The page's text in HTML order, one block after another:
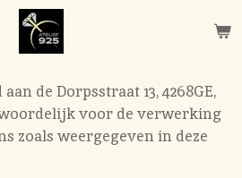
de Dorpsstraat 13, 4268GE,
voor de verwerking
zoals weergegeven in deze